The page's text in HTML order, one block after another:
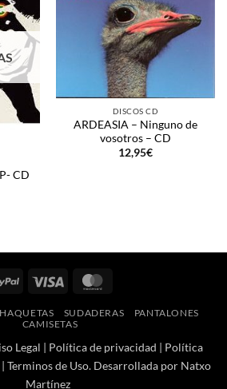
CD
DISCOS CD
ARDEASIA – Ninguno de
vosotros – CD
12,95€
PayPal Visa
SUDADERAS
PANTALONES
CAMISETAS
Legal | Política de privacidad | Política
Terminos de Uso. Desarrollada por Natxo
Martínez